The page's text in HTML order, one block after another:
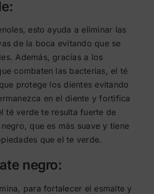
esto ayuda a eliminar las
de la boca evitando que se
Además, gracias a los
combaten las bacterias, el té
protege los dientes evitando
en el diente y fortifica
té verde te resulta fuerte de
que es más suave y tiene
que el te verde.
negro:
para fortalecer el esmalte y